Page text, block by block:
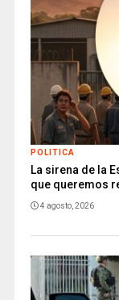
POLITICA
La sirena de la
que queremos
4 agosto, 2026